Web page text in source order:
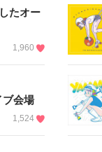
たオー
1,960
ブ会場
1,524